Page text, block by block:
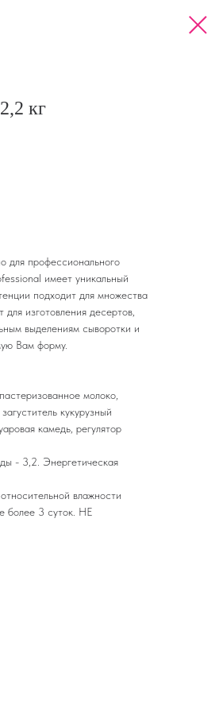
кг
для профессионального
имеет уникальный
подходит для множества
изготовления десертов,
выделениям сыворотки и
Вам форму.
молоко,
кукурузный
камедь, регулятор
- 3,2. Энергетическая
влажности
более 3 суток. НЕ